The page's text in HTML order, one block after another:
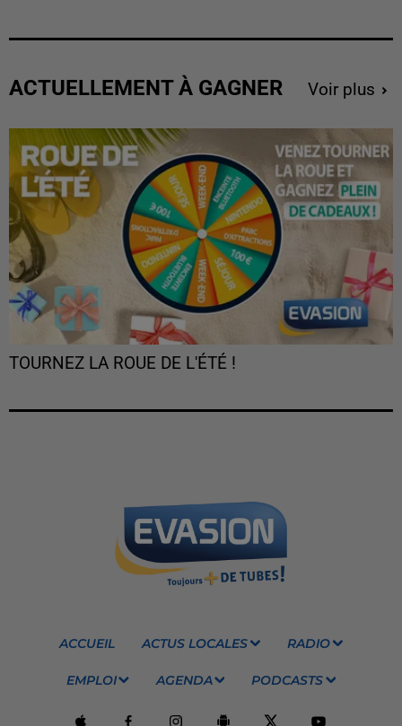
ACTUELLEMENT À GAGNER Voir plus
TOURNEZ LA ROUE DE L'ÉTÉ !
ACCUEIL ACTUS LOCALES RADIO
EMPLOI AGENDA PODCASTS